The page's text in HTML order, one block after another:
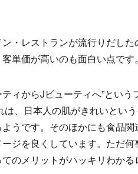
・レストランが流行りだし
単価が高いのも面白い点です。
ティからJビューティへ”とい
は、日本人の肌がきれいとい
うです。そのほかにも食品
ジを良くしています。ただ
のメリットがハッキリわかる